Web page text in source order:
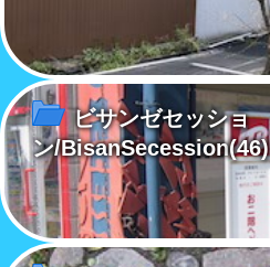
ビサンゼセッショ
ン/BisanSecession(46)